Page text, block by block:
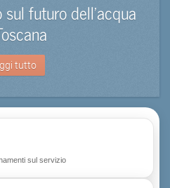
futuro dell’acqua
tutto
sul servizio
completa.